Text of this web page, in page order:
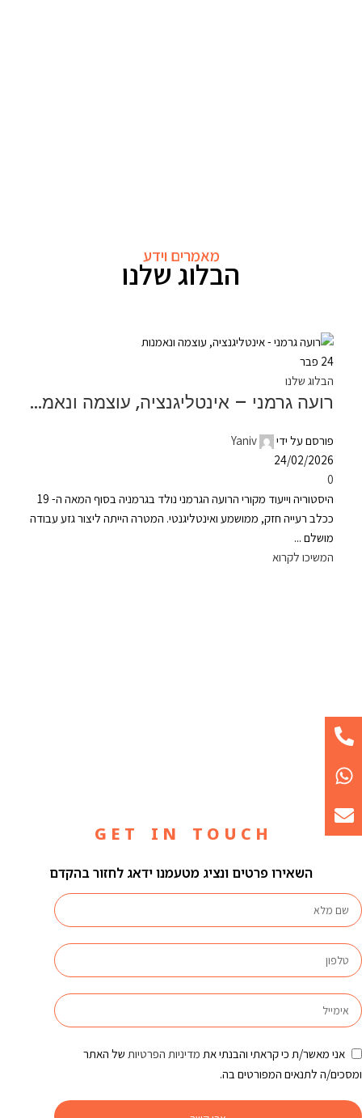
מאמרים וידע
הבלוג שלנו
24 פבר
הבלוג שלנו
רועה גרמני – אינטליגנציה, עוצמה ונאמנות
פורסם על ידי
Yaniv
24/02/2026
0
היסטוריה וייעוד מקורי הרועה הגרמני נולד בגרמניה בסוף המאה ה- 19
ככלב רעייה חזק, ממושמע ואינטליגנטי. המטרה הייתה ליצור גזע עבודה
מושלם ...
המשיכו לקרוא
G E T I N T O U C H
השאירו פרטים ונציג מטעמנו ידאג לחזור בהקדם
אני מאשר/ת כי קראתי והבנתי את מדיניות הפרטיות של האתר
ומסכים/ה לתנאים המפורטים בה.